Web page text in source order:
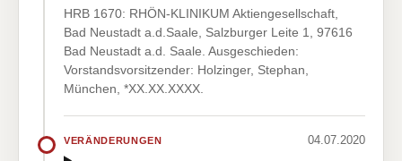
HRB 1670: RHÖN-KLINIKUM Aktiengesellschaft,
Bad Neustadt a.d.Saale, Salzburger Leite 1, 97616
Bad Neustadt a.d. Saale. Ausgeschieden:
Vorstandsvorsitzender: Holzinger, Stephan,
München, *XX.XX.XXXX.
VERÄNDERUNGEN 04.07.2020